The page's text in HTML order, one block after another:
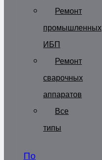
Ремонт
промышленных
ИБП
Ремонт
сварочных
аппаратов
Все
типы
По